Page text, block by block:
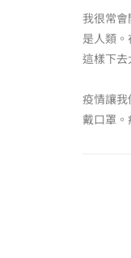
我很常
是人類
這樣下去
疫情讓
戴口罩